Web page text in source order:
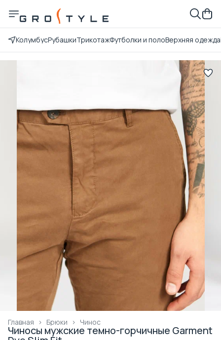
КолумбусРубашкиТрикотажФутболки и полоВерхняя одежда
Чинос
Брюки ›
Главная ›
Чиносы мужские темно-горчичные Garment